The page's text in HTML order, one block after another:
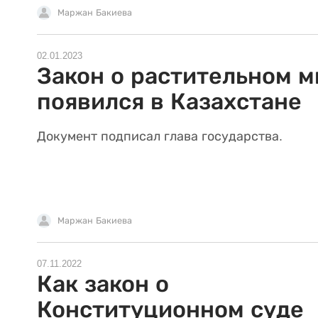
Маржан Бакиева
02.01.2023
Закон о растительном
появился в Казахстане
Документ подписал глава государства.
Маржан Бакиева
07.11.2022
Как закон о
Конституционном суде